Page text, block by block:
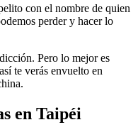
con el nombre de quien
perder y hacer lo
Pero lo mejor es
te verás envuelto en
en Taipéi